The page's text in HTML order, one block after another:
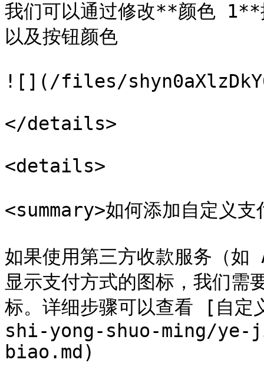
我们可以通过修改**颜色 1**
以及按钮颜色
![](/files/
</details>
<details>
<summary>如何添加自定义
如果使用第三方收款服务
显示支付方式的图标，我们需
标。详细步骤可以查看 [自
shi-yong-shuo-ming/
biao.md)